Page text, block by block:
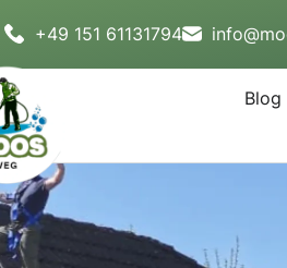
+49 151 61131794
Blog